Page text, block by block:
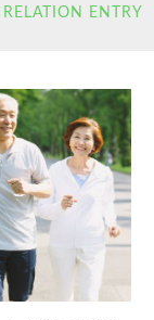
RELATION ENTRY